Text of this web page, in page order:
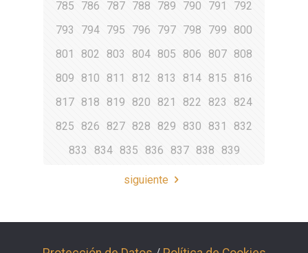
785
786 787 788 789 790 791
792
793
794 795 796 797 798 799
800
801
802 803 804 805 806 807 808
809
810 811 812 813 814 815
816
817 818 819 820 821 822 823
824
825
826 827 828 829 830 831
832
833
834 835 836 837 838 839
siguiente